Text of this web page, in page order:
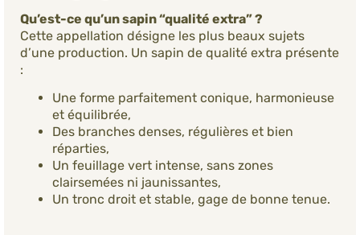
Qu’est-ce qu’un sapin “qualité extra” ?
Cette appellation désigne les plus beaux sujets
d’une production. Un sapin de qualité extra présente
:
Une forme parfaitement conique, harmonieuse
et équilibrée,
Des branches denses, régulières et bien
réparties,
Un feuillage vert intense, sans zones
clairsemées ni jaunissantes,
Un tronc droit et stable, gage de bonne tenue.